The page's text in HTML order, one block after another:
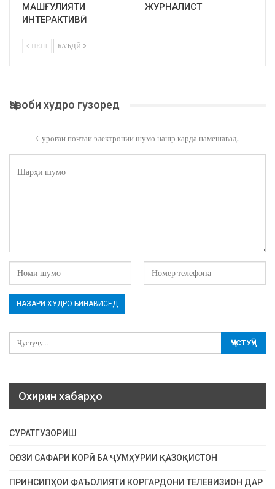
МАШҒУЛИЯТИ
ИНТЕРАКТИВӢ
ЖУРНАЛИСТ
ПЕШ БАЪДӢ
Ҷавоби худро гузоред
Суроғаи почтаи электронии шумо нашр карда намешавад.
Охирин хабарҳо
СУРАТГУЗОРИШ
ОҒОЗИ САФАРИ КОРӢ БА ҶУМҲУРИИ ҚАЗОҚИСТОН
ПРИНСИПҲОИ ФАЪОЛИЯТИ КОРГАРДОНИ ТЕЛЕВИЗИОН ДАР